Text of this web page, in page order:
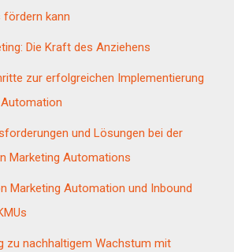
fördern kann
Die Kraft des Anziehens
zur erfolgreichen Implementierung
und Lösungen bei der
Marketing Automations
Marketing Automation und Inbound
zu nachhaltigem Wachstum mit